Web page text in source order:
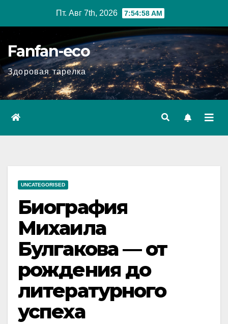
Пт. Авг 7th, 2026 7:54:59 AM
Fanfan-eco
Здоровая тарелка
UNCATEGORISED
Биография
Михаила
Булгакова — от
рождения до
литературного
успеха